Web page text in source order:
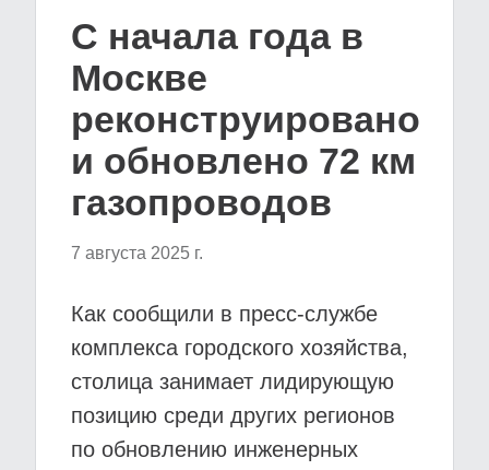
С начала года в
Москве
реконструировано
и обновлено 72 км
газопроводов
7 августа 2025 г.
Как сообщили в пресс-службе
комплекса городского хозяйства,
столица занимает лидирующую
позицию среди других регионов
по обновлению инженерных